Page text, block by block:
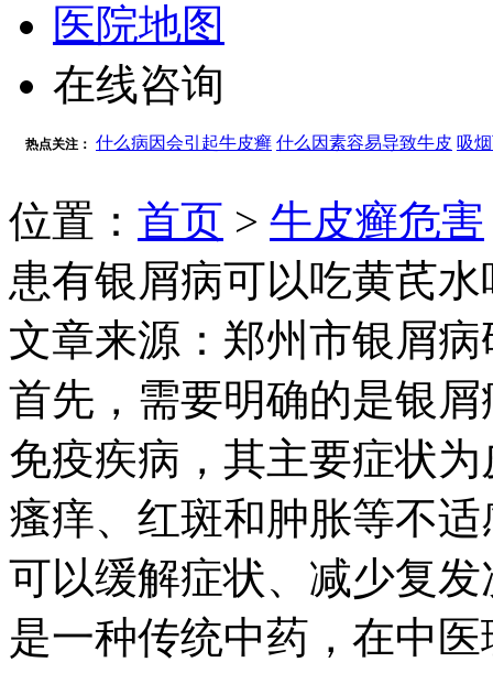
医院地图
在线咨询
热点关注： 什么病因会引起牛皮癣 什么因素容易导致牛皮 吸
位置： 首页 > 牛皮癣危害
患有银屑病可以吃黄芪水
文章来源：郑州市银屑病
首先，需要明确的是银
免疫疾病，其主要症状
瘙痒、红斑和肿胀等不
可以缓解症状、减少复
是一种传统中药，在中